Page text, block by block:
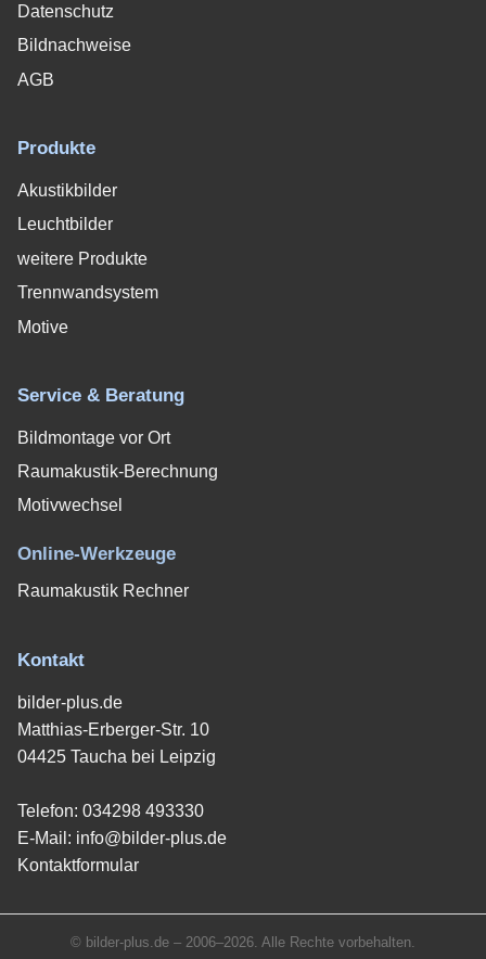
Datenschutz
Bildnachweise
AGB
Produkte
Akustikbilder
Leuchtbilder
weitere Produkte
Trennwandsystem
Motive
Service & Beratung
Bildmontage vor Ort
Raumakustik-Berechnung
Motivwechsel
Online-Werkzeuge
Raumakustik Rechner
Kontakt
bilder-plus.de
Matthias-Erberger-Str. 10
04425 Taucha bei Leipzig
Telefon: 034298 493330
E-Mail: info@bilder-plus.de
Kontaktformular
© bilder-plus.de – 2006–2026. Alle Rechte vorbehalten.